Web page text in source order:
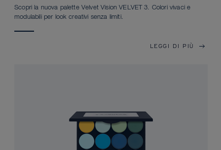
Scopri la nuova palette Velvet Vision VELVET 3. Colori vivaci e
modulabili per look creativi senza limiti.
LEGGI DI PIÙ